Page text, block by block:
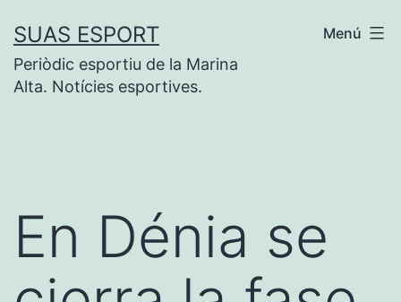
contenido
SUAS ESPORT
Periòdic esportiu de la Marina
Alta. Notícies esportives.
Menú
En Dénia se